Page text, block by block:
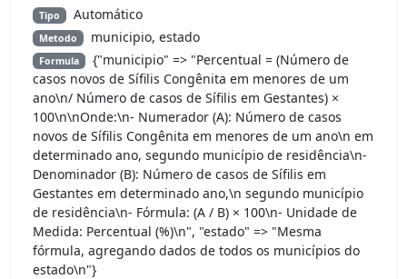
Tipo Automático
Metodo municipio, estado
Formula
{"municipio" => "Percentual = (Número de
casos novos de Sífilis Congênita em menores de um
ano\n/ Número de casos de Sífilis em Gestantes) ×
100\n\nOnde:\n- Numerador (A): Número de casos
novos de Sífilis Congênita em menores de um ano\n em
determinado ano, segundo município de residência\n-
Denominador (B): Número de casos de Sífilis em
Gestantes em determinado ano,\n segundo município
de residência\n- Fórmula: (A / B) × 100\n- Unidade de
Medida: Percentual (%)\n", "estado" => "Mesma
fórmula, agregando dados de todos os municípios do
estado\n"}